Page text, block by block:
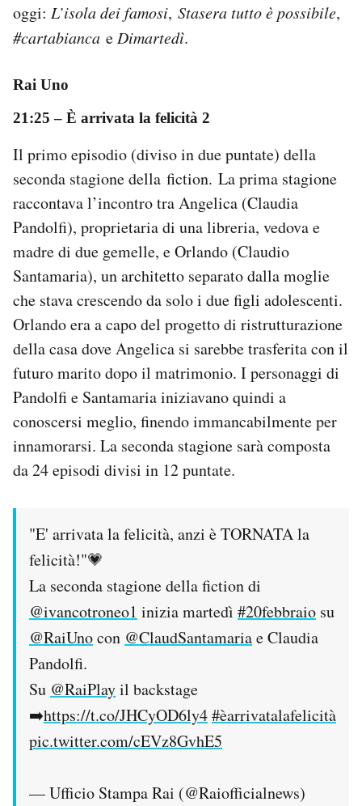
oggi: L’isola dei famosi, Stasera tutto è possibile,
#cartabianca eDimartedì.
Rai Uno
21:25 – È arrivata la felicità 2
Il primo episodio (diviso in due puntate) della
seconda stagione della fiction. La prima stagione
raccontava l’incontro tra Angelica (Claudia
Pandolfi), proprietaria di una libreria, vedova e
madre di due gemelle, e Orlando (Claudio
Santamaria), un architetto separato dalla moglie
che stava crescendo da solo i due figli adolescenti.
Orlando era a capo del progetto di ristrutturazione
della casa dove Angelica si sarebbe trasferita con il
futuro marito dopo il matrimonio. I personaggi di
Pandolfi e Santamaria iniziavano quindi a
conoscersi meglio, finendo immancabilmente per
innamorarsi. La seconda stagione sarà composta
da 24 episodi divisi in 12 puntate.
"E' arrivata la felicità, anzi è TORNATA la
felicità!"💗
La seconda stagione della fiction di
@ivancotroneo1 inizia martedì #20febbraio su
@RaiUnocon @ClaudSantamariae Claudia
Pandolfi.
Su @RaiPlayil backstage
➡️https://t.co/JHCyOD6ly4#èarrivatalafelicità
pic.twitter.com/cEVz8GvhE5
— Ufficio Stampa Rai (@Raiofficialnews)